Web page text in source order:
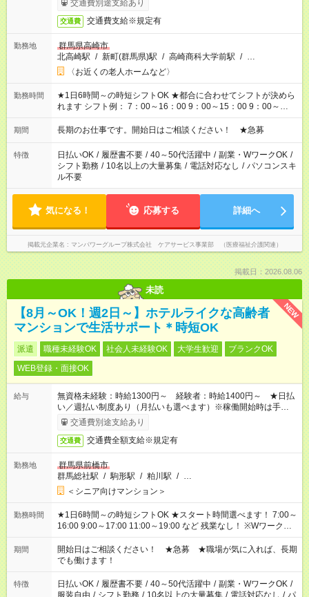
交通費別途支給あり
交通費 交通費支給※規定有
勤務地
群馬県高崎市
北高崎駅 / 新町(群馬県)駅 / 高崎商科大学前駅 / …
〈お近くの老人ホームなど〉
勤務時間
★1日6時間～の時短シフトOK ★都合に合わせてシフトが決めら
れます シフト例： 7：00～16：00 9：00～15：00 9：00～
18：00 11：00～20：00 など ※Wワークの場合、他のお仕事と
合わせ週40時間超の就業はご案内できません ※法令に基づき、
派遣法（日雇い派遣の原則禁止）により、短時間・短期間の就
業はご案内が難しい場合があります
期間 長期のお仕事です。開始日はご相談ください！ ★急募
特徴 日払いOK / 履歴書不要 / 40～50代活躍中 / 副業・WワークOK /
シフト勤務 / 10名以上の大量募集 / 電話対応なし / パソコンスキ
ル不要
気になる！ 応募する 詳細へ
掲載元企業名 マンパワーグループ株式会社 ケアサービス事業部 （医療福祉介護関連）
掲載日：2026.08.06
未読
NEW
【8月～OK！週2日～】ホテルライクな高齢者
マンションで生活サポート＊時短OK
派遣 職種未経験OK 社会人未経験OK 大学生歓迎
ブランクOK
WEB登録・面接OK
給与
無資格未経験：時給1300円～ 経験者：時給1400円～ ★日払
い／週払い制度あり（月払いも選べます）※稼働開始時は手続き
完了次第のお支払いとなります。
交通費別途支給あり
交通費 交通費全額支給※規定有
勤務地
群馬県前橋市
群馬総社駅 / 駒形駅 / 粕川駅 / …
＜シニア向けマンション＞
勤務時間
★1日6時間～の時短シフトOK ★スタート時間選べます！ 7:00～
16:00 9:00～17:00 11:00～19:00 など 残業なし！ ※Wワークの
場合、他のお仕事と合わせ週40時間超の就業はご案内できませ
ん ※法令に基づき、週20時間以上勤務は社会保険への加入対象
となります ※労働者派遣法（日雇い派遣の原則禁止）により、
短時間・短期間の就業はご案内が難しい場合があります
期間
開始日はご相談ください！ ★急募 ★職場が気に入れば、長期
でも働けます！
特徴 日払いOK / 履歴書不要 / 40～50代活躍中 / 副業・WワークOK /
服装自由 / シフト勤務 / 10名以上の大量募集 / 電話対応なし / パ